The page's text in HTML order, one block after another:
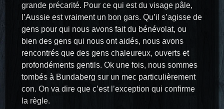
grande précarité. Pour ce qui est du visage pâle,
l’Aussie est vraiment un bon gars. Qu’il s’agisse de
gens pour qui nous avons fait du bénévolat, ou
bien des gens qui nous ont aidés, nous avons
rencontrés que des gens chaleureux, ouverts et
profondéments gentils. Ok une fois, nous sommes
tombés à Bundaberg sur un mec particulièrement
con. On va dire que c’est l’exception qui confirme
la règle.